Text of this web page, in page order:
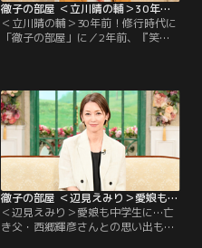
徹子の部屋 ＜立川晴の輔＞30年前！修行時代に「徹子の部屋」に（2026/07/30放送分）
＜立川晴の輔＞30年前！修行時代に
「徹子の部屋」に／2年前、『笑
の落語に衝撃を受け、在学中の4年
間、毎月独演会に通った。卒業後、
弟子入りをしたが、その修行時代は
過酷。
徹子の部屋 ＜辺見えみり＞愛娘も中学生に…亡き父・西郷輝彦さんとの思い出も（2026/07/28放送分）
＜辺見えみり＞愛娘も中学生に…亡
き父・西郷輝彦さんとの思い出も／